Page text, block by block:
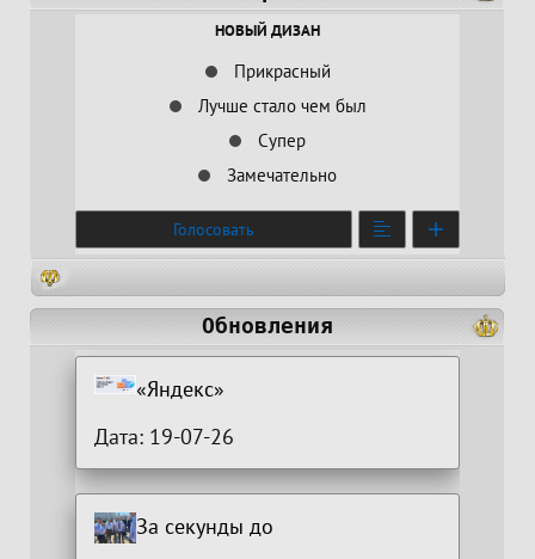
НОВЫЙ ДИЗАН
Прикрасный
Лучше стало чем был
Супер
Замечательно
Голосовать
Обновления
«Яндекс»
Дата: 19-07-26
За секунды до